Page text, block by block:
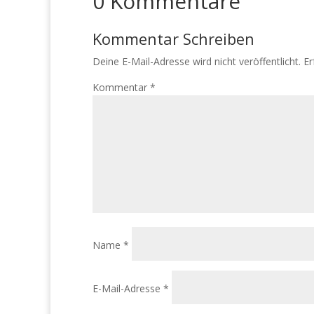
Kommentar Schreiben
Deine E-Mail-Adresse wird nicht veröffentlicht.
Kommentar *
Name *
E-Mail-Adresse *